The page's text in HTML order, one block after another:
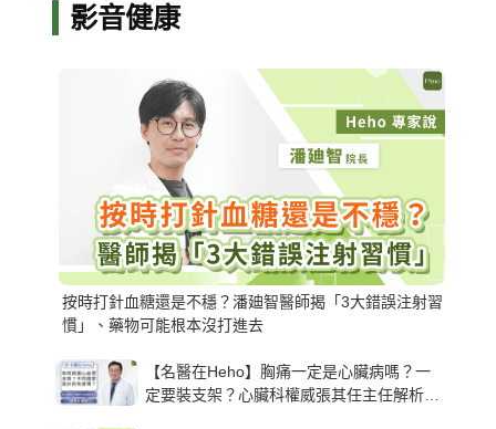
影音健康
按時打針血糖還是不穩？潘廸智醫師揭「3大錯誤注射習
慣」、藥物可能根本沒打進去
【名醫在Heho】胸痛一定是心臟病嗎？一
定要裝支架？心臟科權威張其任主任解析支